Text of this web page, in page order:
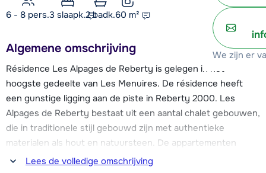
We zijn er
6 - 8 pers.3 slaapk.2 badk.60 m²
Algemene omschrijving
Résidence Les Alpages de Reberty is gelegen in het
hoogste gedeelte van Les Menuires. De résidence heeft
een gunstige ligging aan de piste in Reberty 2000. Les
Alpages de Reberty bestaat uit een aantal chalet gebouwen,
die in traditionele stijl gebouwd zijn met authentieke
materialen als hout en natuursteen. De appartementen
hebben een sfeervolle inrichting en beschikken allemaal over
Lees de volledige omschrijving